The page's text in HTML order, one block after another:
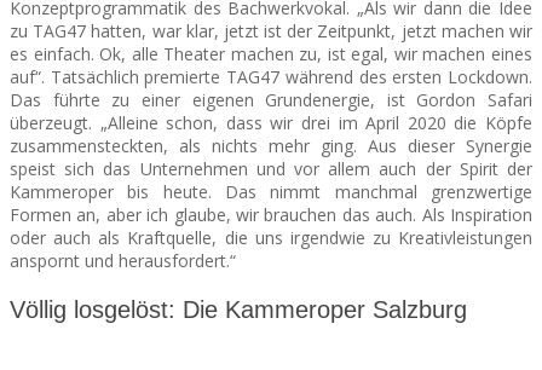
Konzeptprogrammatik des Bachwerkvokal. „Als wir dann die Idee
zu TAG47 hatten, war klar, jetzt ist der Zeitpunkt, jetzt machen wir
es einfach. Ok, alle Theater machen zu, ist egal, wir machen eines
auf“. Tatsächlich premierte TAG47 während des ersten Lockdown.
Das führte zu einer eigenen Grundenergie, ist Gordon Safari
überzeugt. „Alleine schon, dass wir drei im April 2020 die Köpfe
zusammensteckten, als nichts mehr ging. Aus dieser Synergie
speist sich das Unternehmen und vor allem auch der Spirit der
Kammeroper bis heute. Das nimmt manchmal grenzwertige
Formen an, aber ich glaube, wir brauchen das auch. Als Inspiration
oder auch als Kraftquelle, die uns irgendwie zu Kreativleistungen
anspornt und herausfordert.“
Völlig losgelöst: Die Kammeroper Salzburg